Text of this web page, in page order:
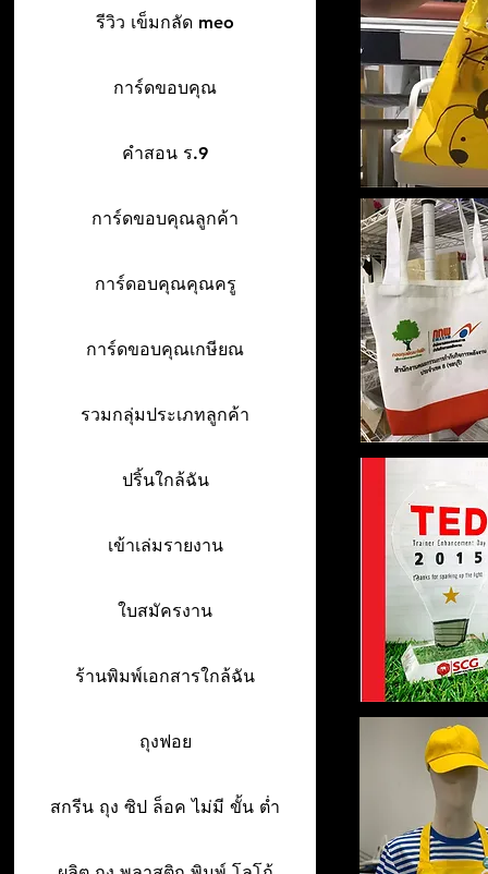
รีวิว เข็มกลัด meo
การ์ดขอบคุณ
คำสอน ร.9
การ์ดขอบคุณลูกค้า
การ์ดอบคุณคุณครู
การ์ดขอบคุณเกษียณ
รวมกลุ่มประเภทลูกค้า
ปริ้นใกล้ฉัน
เข้าเล่มรายงาน
ใบสมัครงาน
ร้านพิมพ์เอกสารใกล้ฉัน
ถุงฟอย
สกรีน ถุง ซิป ล็อค ไม่มี ขั้น ต่ำ